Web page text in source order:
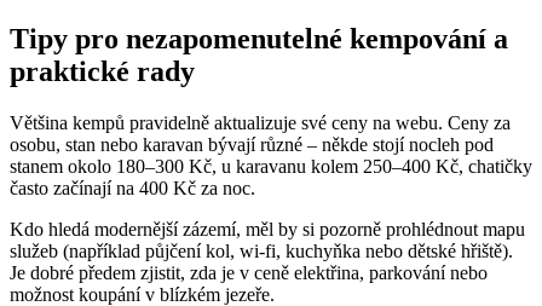
Tipy pro nezapomenutelné kempování a
praktické rady
Většina kempů pravidelně aktualizuje své ceny na webu. Ceny za
osobu, stan nebo karavan bývají různé – někde stojí nocleh pod
stanem okolo 180–300 Kč, u karavanu kolem 250–400 Kč, chatičky
často začínají na 400 Kč za noc.
Kdo hledá modernější zázemí, měl by si pozorně prohlédnout mapu
služeb (například půjčení kol, wi-fi, kuchyňka nebo dětské hřiště).
Je dobré předem zjistit, zda je v ceně elektřina, parkování nebo
možnost koupání v blízkém jezeře.